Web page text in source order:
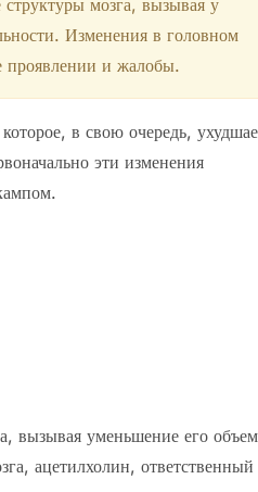
мозга, вызывая у
Изменения в головном
проявлении и жалобы.
в свою очередь,
эти изменения
вызывая уменьшение его
ацетилхолин, ответственный